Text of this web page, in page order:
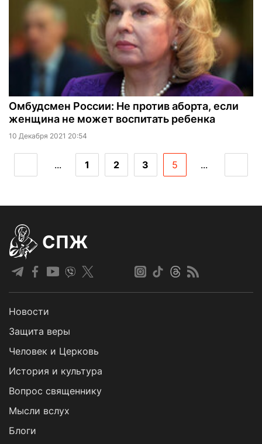
Омбудсмен России: Не против аборта, если
женщина не может воспитать ребенка
10 Декабря 2021 20:54
... 1 2 3 5 ...
СПЖ
Новости
Защита веры
Человек и Церковь
История и культура
Вопрос священнику
Мысли вслух
Блоги